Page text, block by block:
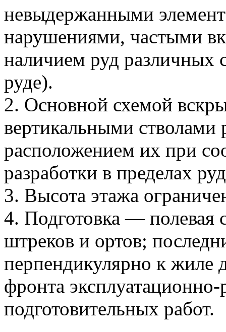
невыдержанными
нарушениями, частыми
наличием руд различных
руде).
2. Основной схемой
вертикальными стволами
расположением их при
разработки в пределах
3. Высота этажа
4. Подготовка — полевая
штреков и ортов;
перпендикулярно к жиле
фронта
подготовительных работ.